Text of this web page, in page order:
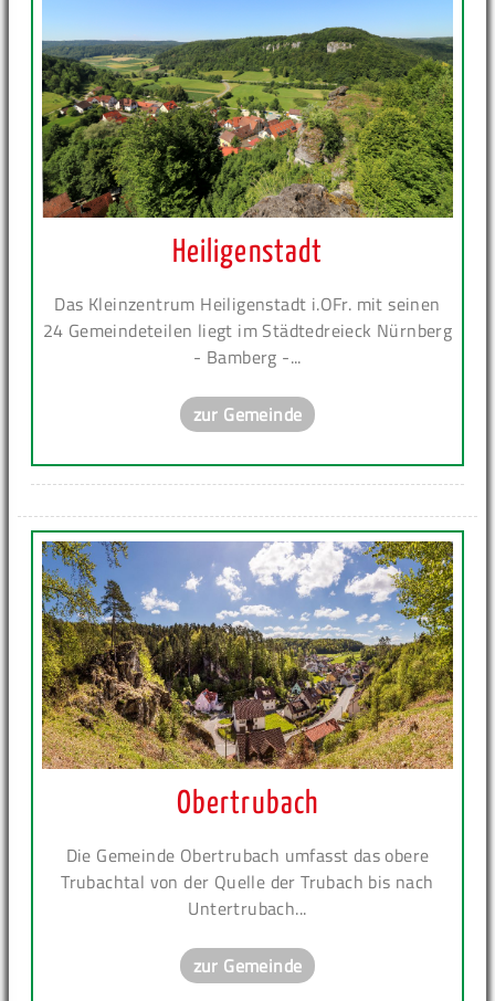
Heiligenstadt
Das Kleinzentrum Heiligenstadt i.OFr. mit seinen
24 Gemeindeteilen liegt im Städtedreieck Nürnberg
- Bamberg -...
zur Gemeinde
Obertrubach
Die Gemeinde Obertrubach umfasst das obere
Trubachtal von der Quelle der Trubach bis nach
Untertrubach...
zur Gemeinde